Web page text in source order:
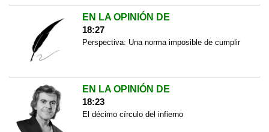
EN LA OPINIÓN DE
18:27
Perspectiva: Una norma imposible de cumplir
EN LA OPINIÓN DE
18:23
El décimo círculo del infierno